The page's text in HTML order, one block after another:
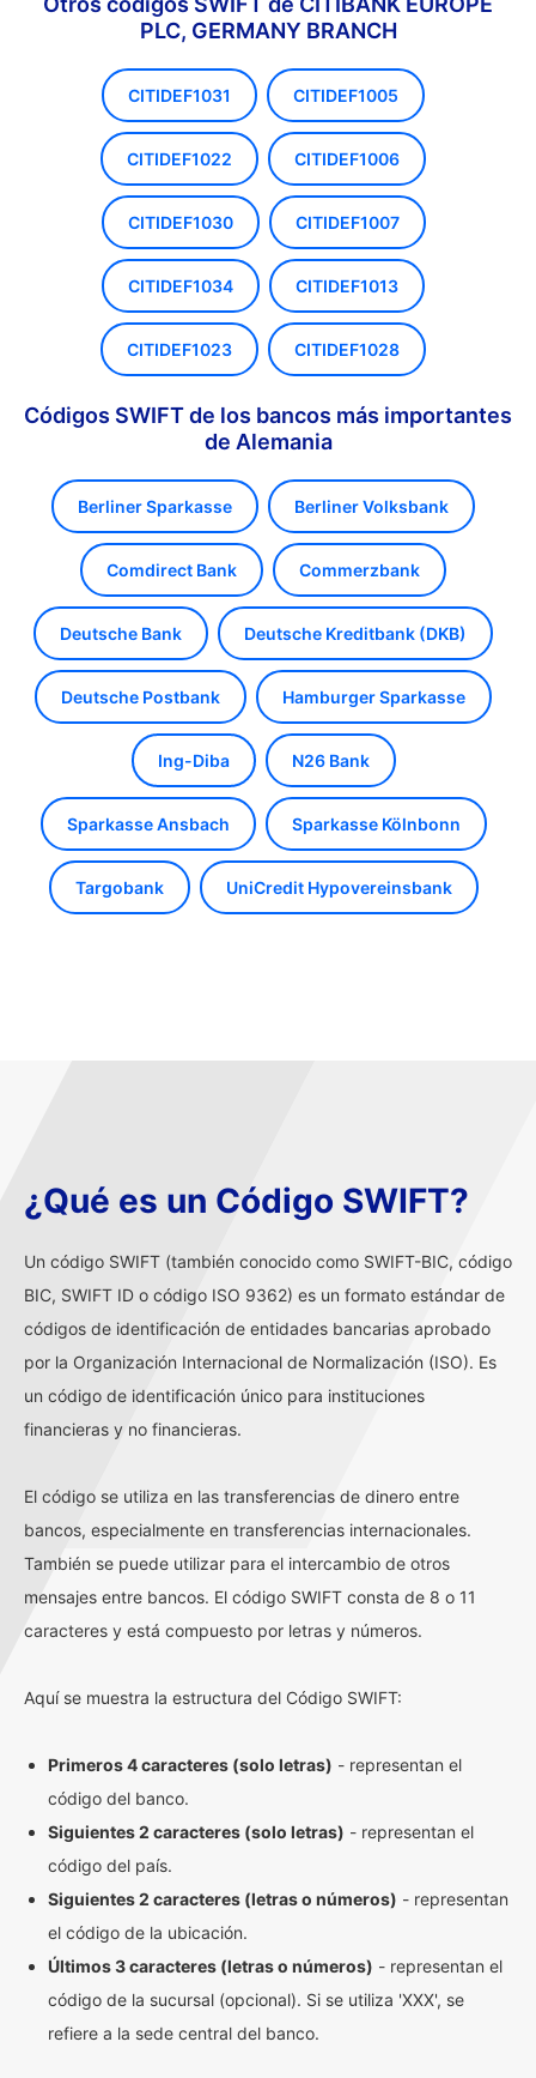
PLC, GERMANY BRANCH
CITIDEF1031 CITIDEF1005
CITIDEF1022 CITIDEF1006
CITIDEF1030 CITIDEF1007
CITIDEF1034 CITIDEF1013
CITIDEF1023 CITIDEF1028
Códigos SWIFT de los bancos más importantes
de Alemania
Berliner Sparkasse Berliner Volksbank
Comdirect Bank Commerzbank
Deutsche Bank Deutsche Kreditbank (DKB)
Deutsche Postbank Hamburger Sparkasse
Ing-Diba N26 Bank
Sparkasse Ansbach Sparkasse Kölnbonn
Targobank UniCredit Hypovereinsbank
¿Qué es un Código SWIFT?
Un código SWIFT (también conocido como SWIFT-BIC, código
BIC, SWIFT ID o código ISO 9362) es un formato estándar de
códigos de identificación de entidades bancarias aprobado
por la Organización Internacional de Normalización (ISO). Es
un código de identificación único para instituciones
financieras y no financieras.
El código se utiliza en las transferencias de dinero entre
bancos, especialmente en transferencias internacionales.
También se puede utilizar para el intercambio de otros
mensajes entre bancos. El código SWIFT consta de 8 o 11
caracteres y está compuesto por letras y números.
Aquí se muestra la estructura del Código SWIFT:
Primeros 4 caracteres (solo letras) - representan el
código del banco.
Siguientes 2 caracteres (solo letras) - representan el
código del país.
Siguientes 2 caracteres (letras o números) - representan
el código de la ubicación.
Últimos 3 caracteres (letras o números) - representan el
código de la sucursal (opcional). Si se utiliza 'XXX', se
refiere a la sede central del banco.